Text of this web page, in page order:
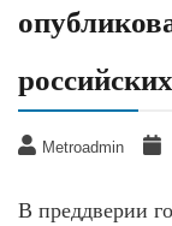
Metroadmin
В преддверии